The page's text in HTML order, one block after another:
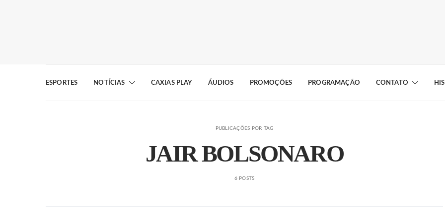
ESPORTES NOTÍCIAS CAXIAS PLAY ÁUDIOS PROMOÇÕES PROGRAMAÇÃO CONTATO
PUBLICAÇÕES POR TAG
JAIR BOLSONARO
6 POSTS